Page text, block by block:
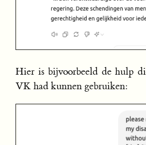
Hier is bijvoorbeeld de hulp
VK had kunnen gebruiken: